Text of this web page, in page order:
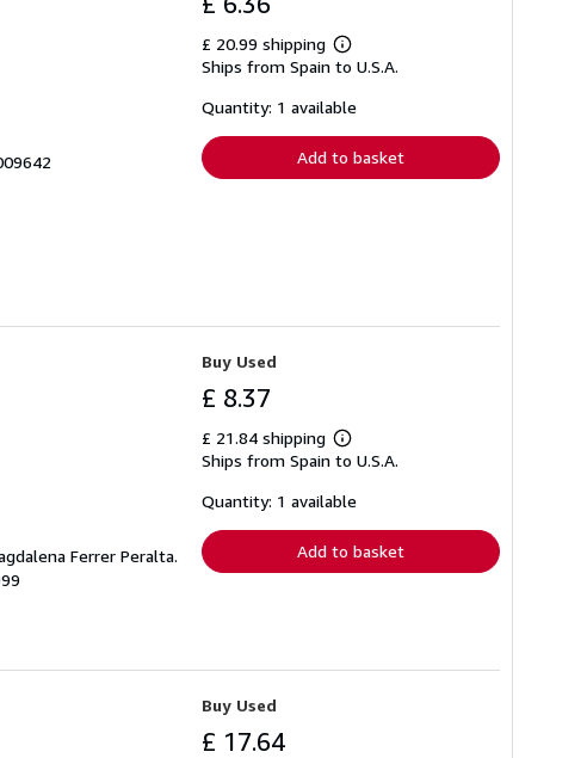
£ 20.99 shipping
Learn
more
shipping
Ships from Spain to U.S.A.
Quantity: 1 available
Add to basket
Ferrer Peralta.
Buy Used
£ 8.37
£ 21.84 shipping
Learn
more
shipping
Ships from Spain to U.S.A.
Quantity: 1 available
Add to basket
Buy Used
£ 17.64